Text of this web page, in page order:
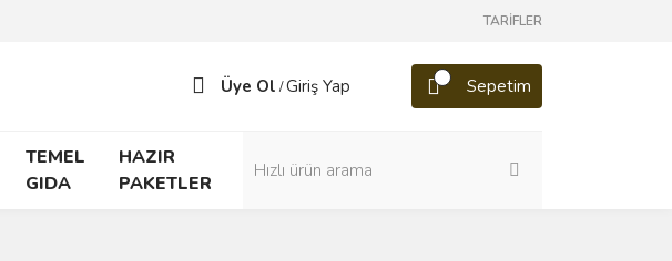
TARİFLER
Üye Ol /Giriş Yap Sepetim
TEMEL
GIDA
HAZIR
PAKETLER